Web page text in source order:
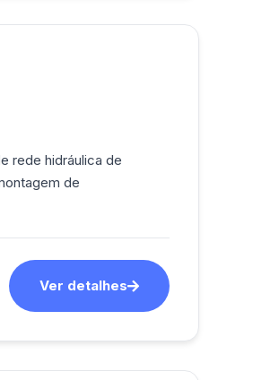
rede hidráulica de
de
Ver detalhes